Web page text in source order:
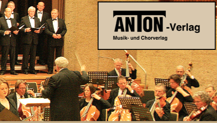
Anton Verlag
Musik- und Chorverlag